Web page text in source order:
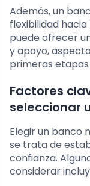
Además, un
flexibilidad
puede ofrecer
y apoyo,
primeras
Factores
seleccionar
Elegir un banco
se trata de
confianza.
considerar